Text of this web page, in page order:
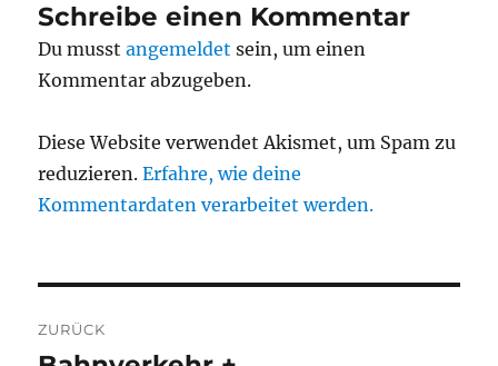
Schreibe einen Kommentar
Du musstangemeldet sein, um einen
Kommentar abzugeben.
Diese Website verwendet Akismet, um Spam zu
reduzieren.Erfahre, wie deine
Kommentardaten verarbeitet werden.
ZURÜCK